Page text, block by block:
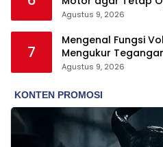
Agustus 9, 2026
7
Mengenal Fungsi
Mengukur
Agustus 9, 2026